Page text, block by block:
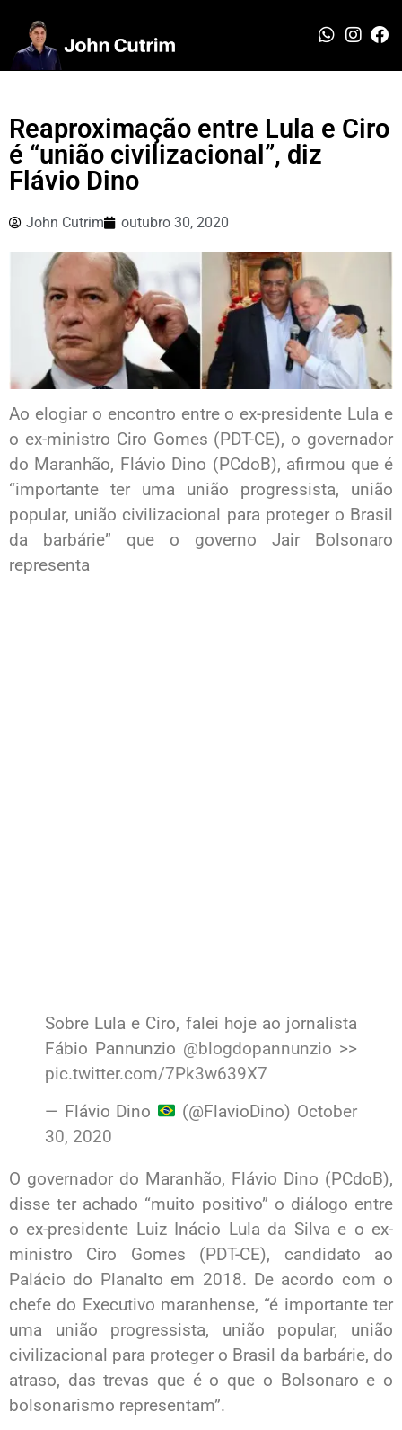
Reaproximação entre Lula e Ciro
é “união civilizacional”, diz
Flávio Dino
John Cutrim outubro 30, 2020
Ao elogiar o encontro entre o ex-presidente Lula e
o ex-ministro Ciro Gomes (PDT-CE), o governador
do Maranhão, Flávio Dino (PCdoB), afirmou que é
“importante ter uma união progressista, união
popular, união civilizacional para proteger o Brasil
da barbárie” que o governo Jair Bolsonaro
representa
Sobre Lula e Ciro, falei hoje ao jornalista
Fábio Pannunzio ⁦ @blogdopannunzio ⁩ >>
pic.twitter.com/7Pk3w639X7
— Flávio Dino
(@FlavioDino) October
30, 2020
O governador do Maranhão, Flávio Dino (PCdoB),
disse ter achado “muito positivo” o diálogo entre
o ex-presidente Luiz Inácio Lula da Silva e o ex-
ministro Ciro Gomes (PDT-CE), candidato ao
Palácio do Planalto em 2018. De acordo com o
chefe do Executivo maranhense, “é importante ter
uma união progressista, união popular, união
civilizacional para proteger o Brasil da barbárie, do
atraso, das trevas que é o que o Bolsonaro e o
bolsonarismo representam”.